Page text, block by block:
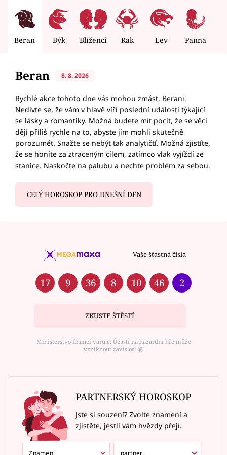
Beran Býk Blíženci Rak Lev Panna
Beran 8. 8. 2026
Rychlé akce tohoto dne vás mohou zmást, Berani.
Nedivte se, že vám v hlavě víří poslední události týkající
se lásky a romantiky. Možná budete mít pocit, že se věci
dějí příliš rychle na to, abyste jim mohli skutečně
porozumět. Snažte se nebýt tak analytičtí. Možná zjistíte,
že se honíte za ztraceným cílem, zatímco vlak vyjíždí ze
stanice. Naskočte na palubu a nechte problém za sebou.
CELÝ HOROSKOP PRO DNEŠNÍ DEN
Vaše šťastná čísla
17 9 36 8 10 46 2
ZKUSTE ŠTĚSTÍ
Ministerstvo financí varuje: Účastí na hazardní hře může
vzniknout závislost ⑱
PARTNERSKÝ HOROSKOP
Jste si souzení? Zvolte znamení a
zjistěte, jestli vám hvězdy přejí.